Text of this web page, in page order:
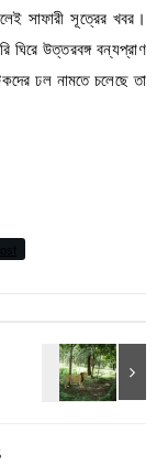
সাফারী সূত্রের খবর।
ঘিরে উত্তরবঙ্গ বন্যপ্রাণ
ঢল নামতে চলেছে তা